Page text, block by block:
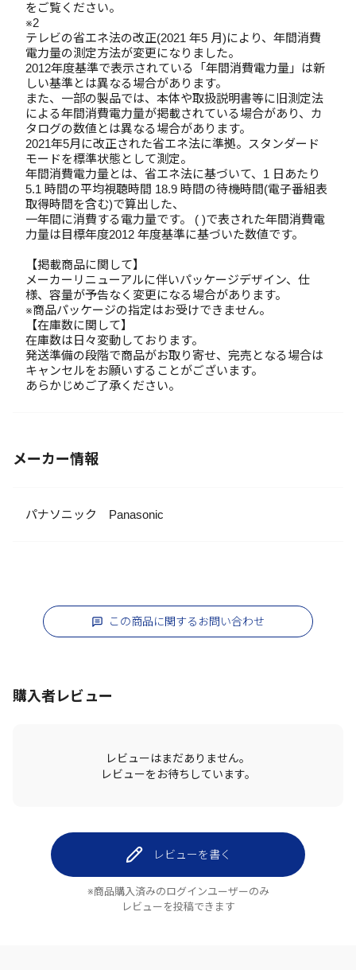
をご覧ください。
※2
テレビの省エネ法の改正(2021 年5 月)により、年間消費
電力量の測定方法が変更になりました。
2012年度基準で表示されている「年間消費電力量」は新
しい基準とは異なる場合があります。
また、一部の製品では、本体や取扱説明書等に旧測定法
による年間消費電力量が掲載されている場合があり、カ
タログの数値とは異なる場合があります。
2021年5月に改正された省エネ法に準拠。スタンダード
モードを標準状態として測定。
年間消費電力量とは、省エネ法に基づいて、1 日あたり
5.1 時間の平均視聴時間 18.9 時間の待機時間(電子番組表
取得時間を含む)で算出した、
一年間に消費する電力量です。 ( )で表された年間消費電
力量は目標年度2012 年度基準に基づいた数値です。
【掲載商品に関して】
メーカーリニューアルに伴いパッケージデザイン、仕
様、容量が予告なく変更になる場合があります。
※商品パッケージの指定はお受けできません。
【在庫数に関して】
在庫数は日々変動しております。
発送準備の段階で商品がお取り寄せ、完売となる場合は
キャンセルをお願いすることがございます。
あらかじめご了承ください。
メーカー情報
パナソニック Panasonic
この商品に関するお問い合わせ
購入者レビュー
レビューはまだありません。
レビューをお待ちしています。
レビューを書く
※商品購入済みのログインユーザーのみ
レビューを投稿できます